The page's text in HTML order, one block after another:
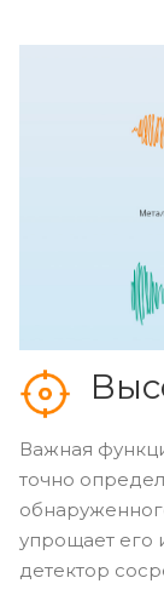
Важная
точно
упрощает его
детектор